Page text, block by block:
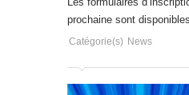
prochaine sont
Catégorie(s) News